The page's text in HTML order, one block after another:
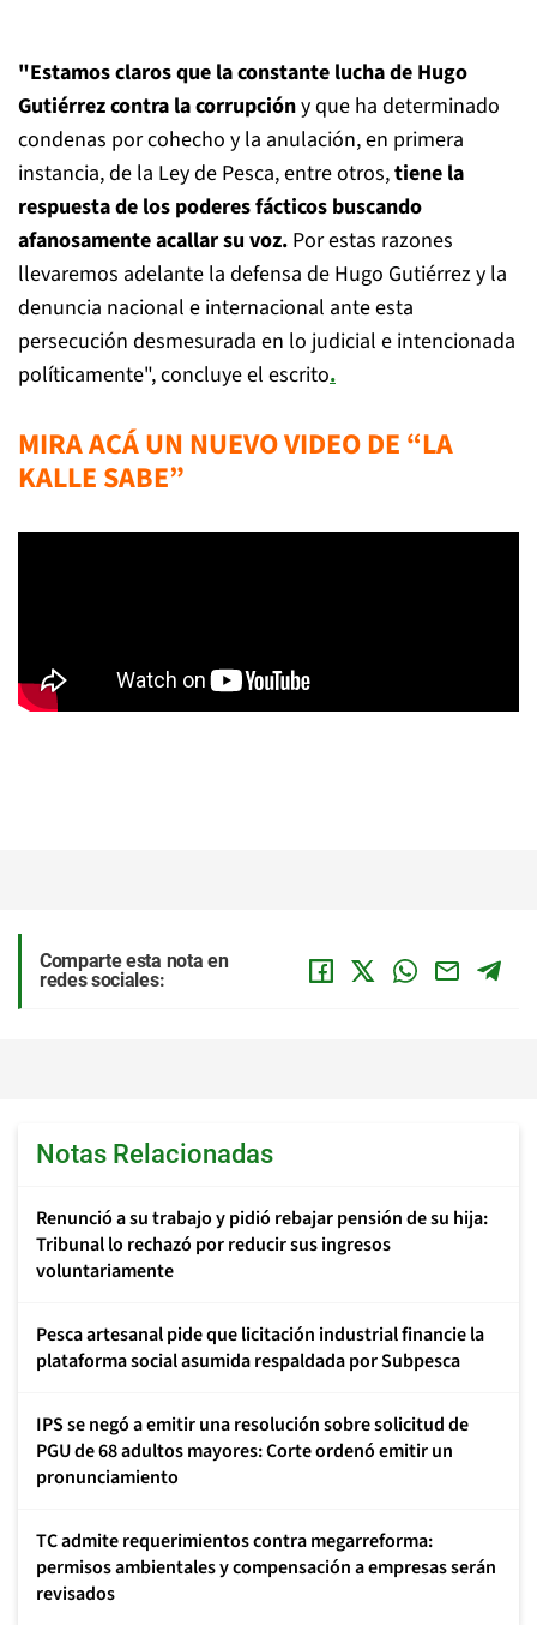
"Estamos claros que la constante lucha de Hugo
Gutiérrez contra la corrupcióny que ha determinado
condenas por cohecho y la anulación, en primera
instancia, de la Ley de Pesca, entre otros,tiene la
respuesta de los poderes fácticos buscando
afanosamente acallar su voz. Por estas razones
llevaremos adelante la defensa de Hugo Gutiérrez y la
denuncia nacional e internacional ante esta
persecución desmesurada en lo judicial e intencionada
políticamente", concluye el escrito.
MIRA ACÁ UN NUEVO VIDEO DE “LA
KALLE SABE”
Comparte esta nota en
redes sociales:
Notas Relacionadas
Renunció a su trabajo y pidió rebajar pensión de su hija:
Tribunal lo rechazó por reducir sus ingresos
voluntariamente
Pesca artesanal pide que licitación industrial financie la
plataforma social asumida respaldada por Subpesca
IPS se negó a emitir una resolución sobre solicitud de
PGU de 68 adultos mayores: Corte ordenó emitir un
pronunciamiento
TC admite requerimientos contra megarreforma:
permisos ambientales y compensación a empresas serán
revisados